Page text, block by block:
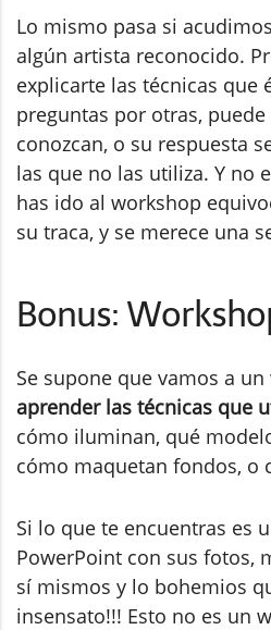
Lo mismo pasa si
algún artista reconocido.
explicarte las técnicas que
preguntas por otras,
conozcan, o su respuesta
las que no las utiliza. Y no
has ido al workshop
su traca, y se merece una
Bonus:
Se supone que vamos a
aprender las técnicas que
cómo iluminan, qué
cómo maquetan fondos, o
Si lo que te encuentras es
PowerPoint con sus fotos,
sí mismos y lo bohemios
insensato!!! Esto no es un